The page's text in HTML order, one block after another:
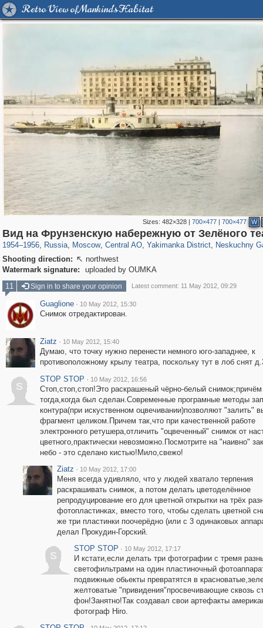
Retro View of Mankind's Habitat
Sizes:482×328 |700×477 |700×477 W
Вид на Фрунзенскую набережную от Зелёного
1954–1956, Russia
1,407,714 29,262
, Moscow
319,968 8,295
, Central AO
160,055 5,920
, Yakimanka District
13,381 458
, Neskuchny
1,002 30
Shooting direction:  northwest
Watermark signature:
uploaded by OUMKA
11
Sign in to share your opinion Latest comment: 11 May 2012, 09:29
Guaglione · 10 May 2012, 15:30
Снимок отредактирован.
Ziatz · 10 May 2012, 15:40
Думаю, что точку нужно перенести немного юго-западнее, к
противоположному крылу театра, поскольку тут в лоб снят
S
STOP STOP · 10 May 2012, 16:56
Стоп,стоп,стоп!Это раскрашеный чёрно-белый
тогда,когда был сделан.Современные програмные методы
контура(при искуственном оцвечивании)позволяют "залить"
фрагмент целиком.Причем так,что при качественной работе
электронного ретушера,отличить "оцвеченный" снимок от
цветного,практически невозможно.Посмотрите на "наивно"
небо - это сделано кистью!Мило,свежо!
Ziatz · 10 May 2012, 17:00
Меня всегда удивляло, что у людей хватало терпения
раскрашивать снимок, а потом делать цветоделённое
репродуцирование его для цветной открытки на трёх
фотопластинках, вместо того, чтобы сделать цветной
же три пластинки поочерёдно (или с 3 одинаковых
делал Прокудин-Горский.
S
STOP STOP · 10 May 2012, 17:17
И кстати,если делать три фотографии с тремя
светофильтрами на один пластиночный
подвижные обьекты превратятся в
желтоватые "привидения"просвечивающие сквозь
фон!Занятно!Так создавал свои артефакты
фотограф Hiro.